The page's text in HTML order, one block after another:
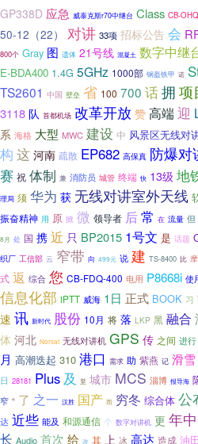
GP338D 应急 威泰克斯r70中继台 Class CB-
50-12（22）
对讲 33项 招标公告 会
800个 Gray 图 遗体 21号线 混凝土 数字中继
E-BDA400 1.4G 5GHz 1000部 钢盔铁甲 诺
TS2601 中国 壁垒 省 100 700 话拥 项
3118 队 首都机场 改革开放 赞高端迎
系 海格 大型 MWC 建设 中 风景区无线对
构 这 河南 疏散 EP682 高保真 防爆对
赛 祝 体制 兼 消防员 城管 终端 快 13级 地
理局 须 华为 获 无线对讲室外天线
振奋精神 用 原 掀 微 领导者 后常 在 流量 但
8月 处 国 携 近 只 BP2015 1号文 是 话题
织厂 工信部 云 窄带 向 499元 说 建 TS-8400 比
式 返 综合 您 CB-FDQ-400 电用 P8668i 使
信息化部 iPTT 威海 1日 正式 BOOK 习
速 讯 新时代 股份 10月 将 落 LKP 黑 融合
体 河北 Norsat 无线对讲机 GPS 传 之间 进行
月 高潮迭起 310 港口 需求 助 紫燕 记 滑雪
日 28181 Plus 及 至 城市 MCS 淄博 报导海
窄 “ 了 之一 汉胜 国产 而 穷冬 综合体 公
达 近些 能及 和源通信 个 数字对讲机 更 年
长 Audio 首次 给 改 其 上 冰 高达 造成 油田